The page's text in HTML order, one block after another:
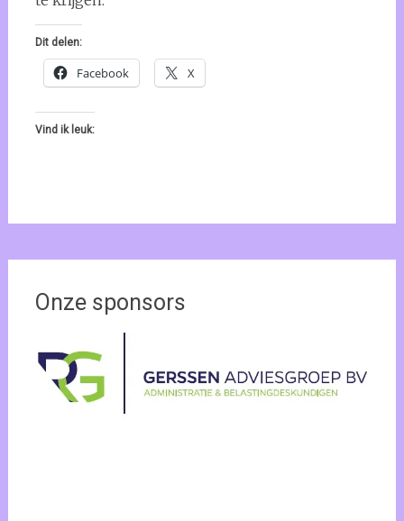
Dit delen:
Facebook X
Vind ik leuk:
Onze sponsors